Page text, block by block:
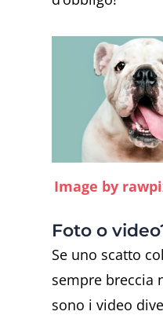
Image by
Foto o
Se uno scatto
sempre breccia
sono i video